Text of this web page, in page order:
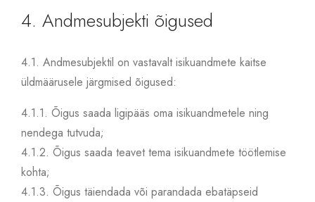
4. Andmesubjekti õigused
4.1. Andmesubjektil on vastavalt isikuandmete kaitse
üldmäärusele järgmised õigused:
4.1.1. Õigus saada ligipääs oma isikuandmetele ning
nendega tutvuda;
4.1.2. Õigus saada teavet tema isikuandmete töötlemise
kohta;
4.1.3. Õigus täiendada või parandada ebatäpseid